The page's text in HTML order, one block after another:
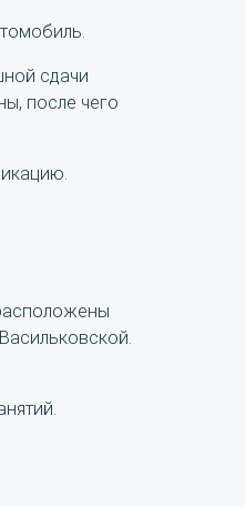
сдачи
после чего